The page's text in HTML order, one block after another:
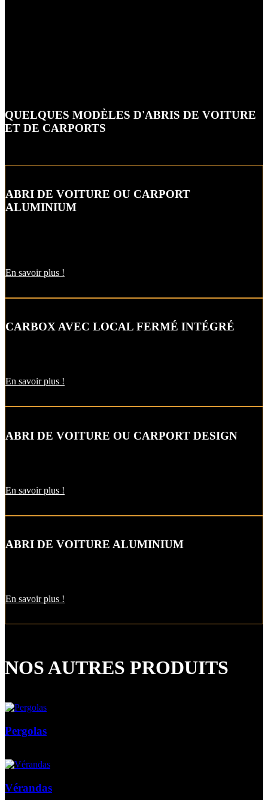
QUELQUES MODÈLES D'ABRIS DE VOITURE
ET DE CARPORTS
ABRI DE VOITURE OU CARPORT
ALUMINIUM
En savoir plus !
CARBOX AVEC LOCAL FERMÉ INTÉGRÉ
En savoir plus !
ABRI DE VOITURE OU CARPORT DESIGN
En savoir plus !
ABRI DE VOITURE ALUMINIUM
En savoir plus !
NOS AUTRES PRODUITS
Pergolas
Vérandas